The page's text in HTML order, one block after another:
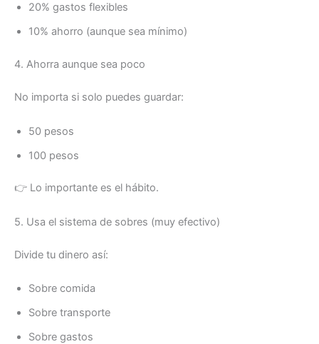
20% gastos flexibles
10% ahorro (aunque sea mínimo)
4. Ahorra aunque sea poco
No importa si solo puedes guardar:
50 pesos
100 pesos
👉 Lo importante es el hábito.
5. Usa el sistema de sobres (muy efectivo)
Divide tu dinero así:
Sobre comida
Sobre transporte
Sobre gastos